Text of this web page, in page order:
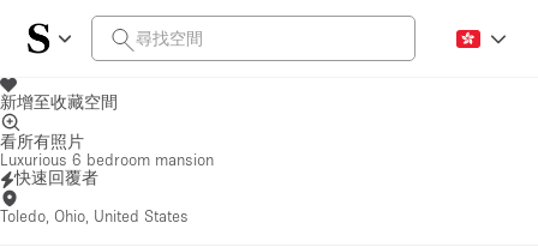
新增至收藏空間
看所有照片
Luxurious 6 bedroom mansion
快速回覆者
Toledo, Ohio, United States